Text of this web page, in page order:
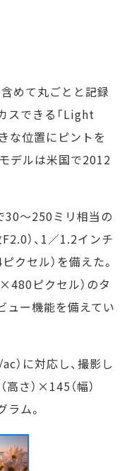
めて丸ごとと記録
スできる「Light
な位置にピントを
デルは米国で2012
30～250ミリ相当の
）、1／1.2インチ
クセル）を備えた。
ピクセル）のタ
ュー機能を備えてい
）に対応し、撮影し
さ）×145（幅）
ム。